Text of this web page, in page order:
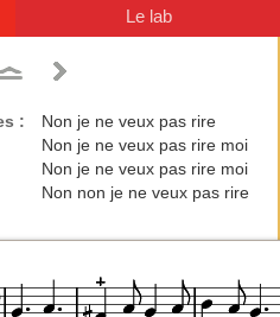
Le lab
:
Non je ne veux pas rire
Non je ne veux pas rire moi
Non je ne veux pas rire moi
Non non je ne veux pas rire